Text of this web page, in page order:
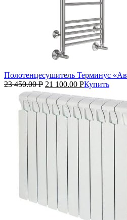
Полотенцесушитель Терминус
23 450.00Р 21 100.00 РКупить